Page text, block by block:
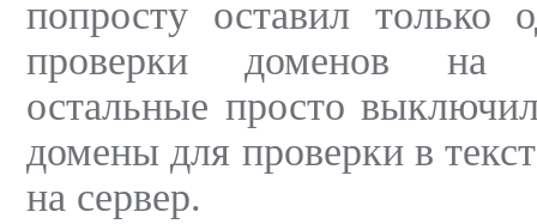
попросту оставил только
проверки доменов на
остальные просто
домены для проверки в
на сервер.